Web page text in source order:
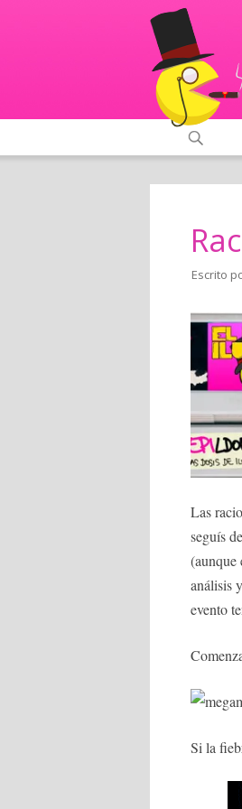
Escrito
Las
seguís
(aunque
análisis
evento
Si la